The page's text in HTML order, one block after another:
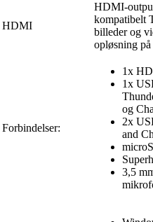
HDMI
HDMI-
kompatibelt
billeder og
opløsning
Forbindelser:
1x
1x
og
2x
and
3,5